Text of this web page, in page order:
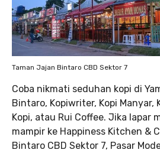
Taman Jajan Bintaro CBD Sektor 7
Coba nikmati seduhan kopi di
Bintaro, Kopiwriter, Kopi Manyar,
Kopi, atau Rui Coffee. Jika lapar
mampir ke Happiness Kitchen &
Bintaro CBD Sektor 7, Pasar